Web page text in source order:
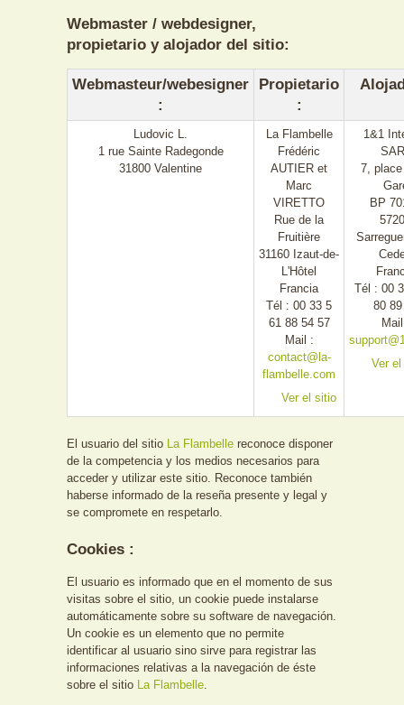
Webmaster / webdesigner,
propietario y alojador del sitio:
Webmasteur/webesigner
:
Propietario
:
Ludovic L.
1 rue Sainte Radegonde
31800 Valentine
La Flambelle
Frédéric
AUTIER et
Marc
VIRETTO
Rue de la
Fruitière
31160 Izaut-de-
L'Hôtel
Francia
Tél : 00 33 5
61 88 54 57
Mail :
contact@la-
flambelle.com
Ver el sitio
1&1
7,
BP
Tél : 00
80 89
Ver
El usuario del sitio La Flambelle reconoce disponer
de la competencia y los medios necesarios para
acceder y utilizar este sitio. Reconoce también
haberse informado de la reseña presente y legal y
se compromete en respetarlo.
Cookies :
El usuario es informado que en el momento de sus
visitas sobre el sitio, un cookie puede instalarse
automáticamente sobre su software de navegación.
Un cookie es un elemento que no permite
identificar al usuario sino sirve para registrar las
informaciones relativas a la navegación de éste
sobre el sitio La Flambelle.